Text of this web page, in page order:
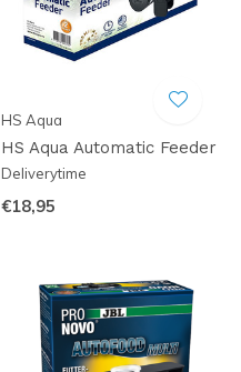
HS Aqua
HS Aqua Automatic Feeder
Deliverytime
€18,95